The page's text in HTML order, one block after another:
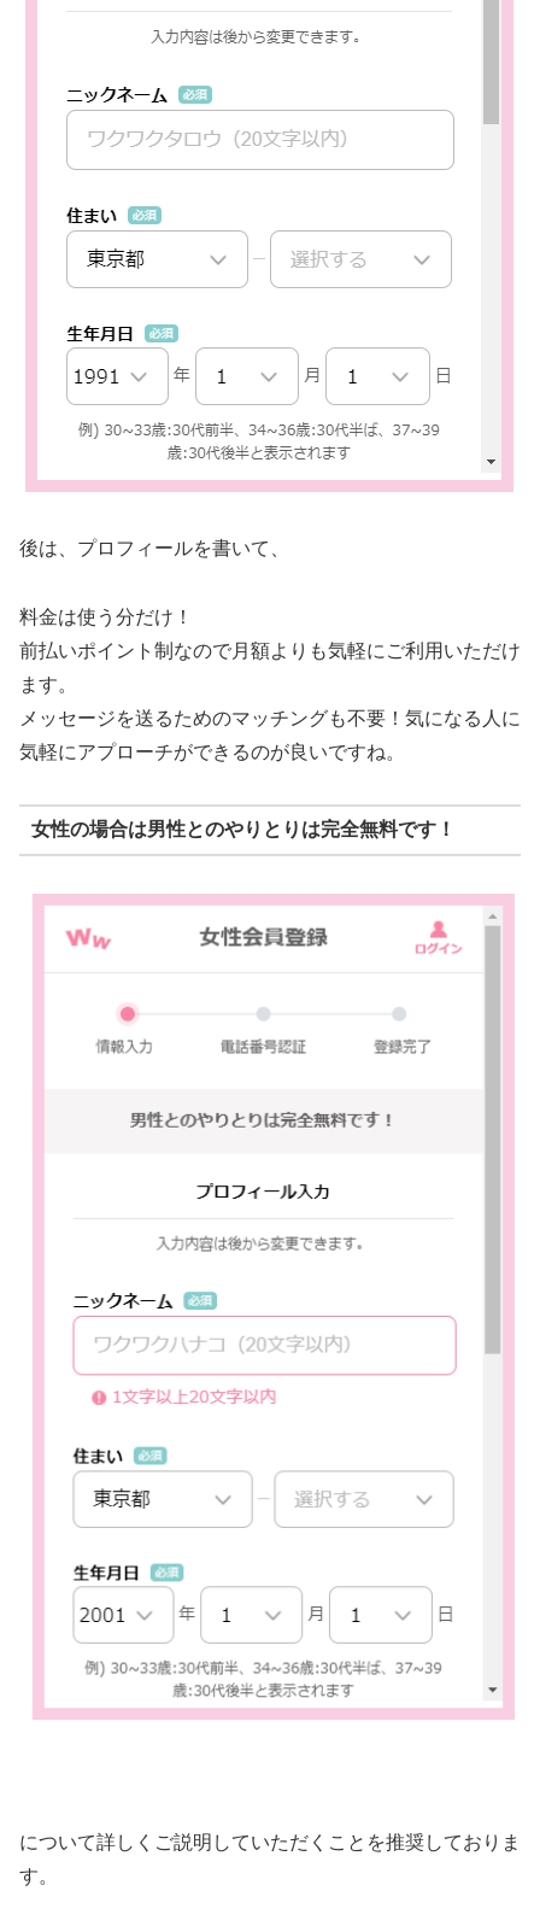
後は、プロフィールを書いて、
料金は使う分だけ！
前払いポイント制なので月額よりも気軽にご利用いただけ
ます。
メッセージを送るためのマッチングも不要！気になる人に
気軽にアプローチができるのが良いですね。
女性の場合は男性とのやりとりは完全無料です！
について詳しくご説明していただくことを推奨しておりま
す。